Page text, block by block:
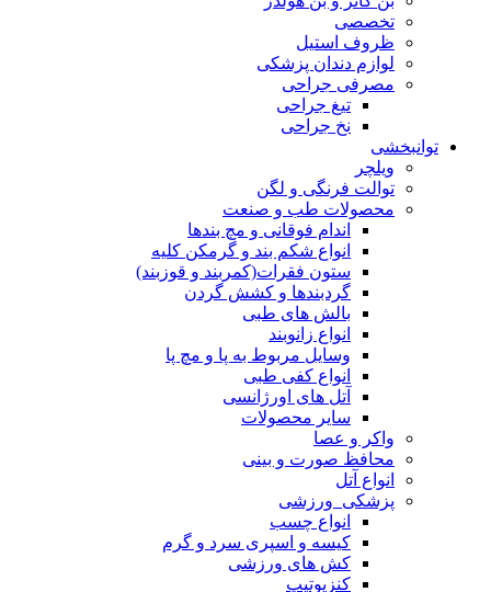
تخصصی
ظروف استیل
لوازم دندان پزشکی
مصرفی جراحی
تیغ جراحی
نخ جراحی
توانبخشی
ویلچر
توالت فرنگی و لگن
محصولات طب و صنعت
اندام فوقانی و مچ بندها
انواع شکم بند و گرمکن کلیه
ستون فقرات(کمربند و قوزبند)
گردبندها و کشش گردن
بالش های طبی
انواع زانوبند
وسایل مربوط به پا و مچ پا
انواع کفی طبی
آتل های اورژانسی
سایر محصولات
واکر و عصا
محافظ صورت و بینی
انواع آتل
پزشکی_ورزشی
انواع چسب
کیسه و اسپری سرد و گرم
کش های ورزشی
کنزیوتیپ